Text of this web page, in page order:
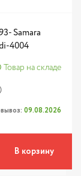
Samara
4004
Товар на складе
09.08.2026
В корзину